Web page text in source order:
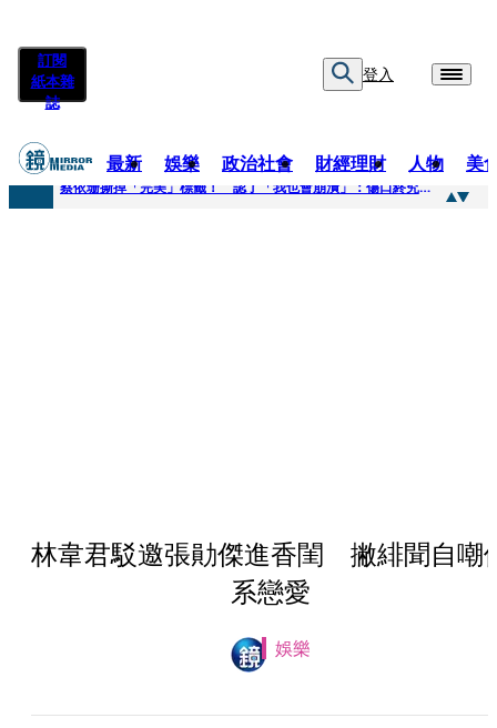
訂閱
紙本雜
誌
登入
最新 娛樂 政治社會 財經理財 人物 美
快訊
蔡依珊撕掉「完美」標籤！ 認了「我也會崩潰」：傷口終究會癒合
林韋君駁邀張勛傑進香閨 撇緋聞自嘲
系戀愛
娛樂